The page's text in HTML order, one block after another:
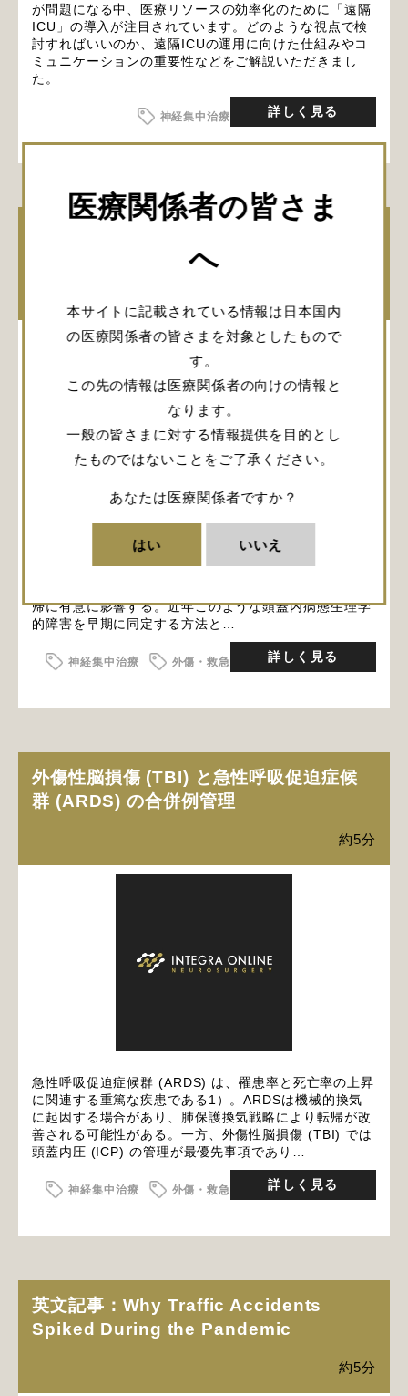
医療関係者の皆さま
へ
本サイトに記載されている情報は日本国内
の医療関係者の皆さまを対象としたもので
す。
この先の情報は医療関係者の向けの情報と
なります。
一般の皆さまに対する情報提供を目的とし
たものではないことをご了承ください。
あなたは医療関係者ですか？
はい いいえ
が問題になる中、医療リソースの効率化のために「遠隔
ICU」の導入が注目されています。どのような視点で検
討すればいいのか、遠隔ICUの運用に向けた仕組みやコ
ミュニケーションの重要性などをご解説いただきまし
た。
神経集中治療 詳しく見る
のモニタリングと管理
動脈瘤性くも膜下出血 (SAH) は頭蓋内圧 (ICP) 亢進に
つながる可能性のある病態であり、初期の出血量と初期
帰に有意に影響する。近年このような頭蓋内病態生理学
的障害を早期に同定する方法と…
神経集中治療 外傷・救急 詳しく見る
外傷性脳損傷 (TBI) と急性呼吸促迫症候
群 (ARDS) の合併例管理
約5分
急性呼吸促迫症候群 (ARDS) は、罹患率と死亡率の上昇
に関連する重篤な疾患である1）。ARDSは機械的換気
に起因する場合があり、肺保護換気戦略により転帰が改
善される可能性がある。一方、外傷性脳損傷 (TBI) では
頭蓋内圧 (ICP) の管理が最優先事項であり…
神経集中治療 外傷・救急 詳しく見る
英文記事：Why Traffic Accidents
Spiked During the Pandemic
約5分